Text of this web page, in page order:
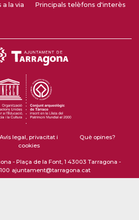
la via
Principals telèfons d'interès
Avís legal, privacitat i
cookies
Què opines?
- Plaça de la Font, 1 43003 Tarragona -
ajuntament@tarragona.cat